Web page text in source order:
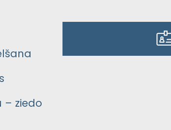
– ziedo